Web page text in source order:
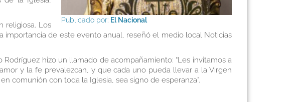
Publicado por: El Nacional
religiosa. Los
importancia de este evento anual, reseñó el medio local Noticias
hizo un llamado de acompañamiento: “Les invitamos a
y la fe prevalezcan, y que cada uno pueda llevar a la Virgen
comunión con toda la Iglesia, sea signo de esperanza”.